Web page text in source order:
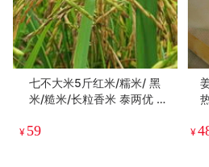
七不大米5斤红米/糯米/ 黑
米/糙米/长粒香米 泰两优 嘉
地自种自产
¥ 59 ¥